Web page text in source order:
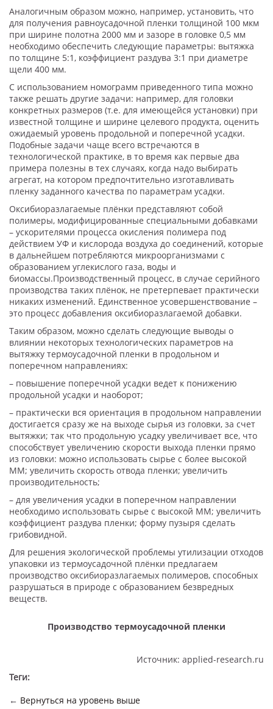
Аналогичным образом можно, например, установить, что
для получения равноусадочной пленки толщиной 100 мкм
при ширине полотна 2000 мм и зазоре в головке 0,5 мм
необходимо обеспечить следующие параметры: вытяжка
по толщине 5:1, коэффициент раздува 3:1 при диаметре
щели 400 мм.
С использованием номограмм приведенного типа можно
также решать другие задачи: например, для головки
конкретных размеров (т.е. для имеющейся установки) при
известной толщине и ширине целевого продукта, оценить
ожидаемый уровень продольной и поперечной усадки.
Подобные задачи чаще всего встречаются в
технологической практике, в то время как первые два
примера полезны в тех случаях, когда надо выбирать
агрегат, на котором предпочтительно изготавливать
пленку заданного качества по параметрам усадки.
Оксибиоразлагаемые плёнки представляют собой
полимеры, модифицированные специальными добавками
– ускорителями процесса окисления полимера под
действием УФ и кислорода воздуха до соединений, которые
в дальнейшем потребляются микроорганизмами с
образованием углекислого газа, воды и
биомассы.Производственный процесс, в случае серийного
производства таких плёнок, не претерпевает практически
никаких изменений. Единственное усовершенствование –
это процесс добавления оксибиоразлагаемой добавки.
Таким образом, можно сделать следующие выводы о
влиянии некоторых технологических параметров на
вытяжку термоусадочной пленки в продольном и
поперечном направлениях:
– повышение поперечной усадки ведет к понижению
продольной усадки и наоборот;
– практически вся ориентация в продольном направлении
достигается сразу же на выходе сырья из головки, за счет
вытяжки; так что продольную усадку увеличивает все, что
способствует увеличению скорости выхода пленки прямо
из головки: можно использовать сырье с более высокой
ММ; увеличить скорость отвода пленки; увеличить
производительность;
– для увеличения усадки в поперечном направлении
необходимо использовать сырье с высокой ММ; увеличить
коэффициент раздува пленки; форму пузыря сделать
грибовидной.
Для решения экологической проблемы утилизации отходов
упаковки из термоусадочной плёнки предлагаем
производство оксибиоразлагаемых полимеров, способных
разрушаться в природе с образованием безвредных
веществ.
Производство термоусадочной пленки
Источник: applied-research.ru
Теги:
← Вернуться на уровень выше